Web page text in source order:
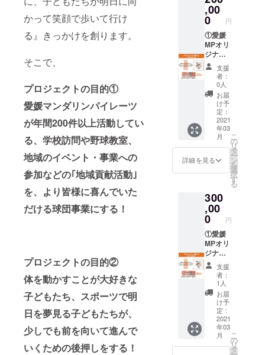
かって笑顔で歩いて行け
る』きっかけを創ります。
そこで、
プロジェクトの目的①
愛媛マンダリンパイレーツ
が年間200件以上活動してい
る、学校訪問や野球教室、
地域のイベント・事業への
参加などの｢地域貢献活動｣
を、より皆様に喜んでいた
だける球団事業にする！
プロジェクトの目的②
体を動かすことが大好きな
子どもたち、スポーツで明
日を夢見る子どもたちが、
少しでも前を向いて進んで
いくための後押しをする！
※お申し
込み
は、上
記場
所・期
間で引
換が可
能な方
のみお
願いい
たしま
す。
たしま
す。 ※
ラベル
のデザ
インは
写真と
多少異
なる場
合がご
ざいま
す。 ※
グラ
ス・
コース
ターは
ませ
ん。 ※
2021年
4月3日
(土)〜5
月31日
(月) ＜
にきた
つ蔵
部 営
業時間
／10:00
～
18:00
定休日
／月曜
日(祝日
の場合
エー
ル、道
後ビー
ルのラ
ベルの
デザイ
ンは写
真と多
少異な
る場合
がござ
いま
す。 ※
グラ
ス・
コース
ターは
付属し
ませ
イツェ
ン(のぼ
さん
ビー
ル)200
ml16本
③監督･
コーチ･
全選手
直筆サ
イン･
メッ
セージ
色紙 ④
愛媛
MP202
1公式戦
ホーム
ゲーム
ケット
10枚 ※
道後オ
レンジ･
エー
ル、道
後ビー
ルのラ
ベルの
デザイ
ンは写
真と多
少異な
る場合
がござ
いま
す。 ※
,00
0 円
①愛媛
MPオリ
ジナル
ラベル
道後オ
レンジ･
エール
カラマ
ンダリ
200ml2
0本 ②
愛媛MP
オリジ
ナルラ
ベル 道
ル ヴァ
イツェ
ン(のぼ
さん
ビー
ル)200
ml20本
③監督･
コーチ･
全選手
直筆サ
イン･
メッ
セージ
色紙 ④
愛媛
MP202
支援
者：
0人
お届
け予
定：
2021
年03
月
詳細を見る
こ
の
リ
タ
ー
ン
を
選
択
す
る
300
,00
0 円
①愛媛
MPオリ
ジナル
ラベル
道後オ
レンジ･
エール
カラマ
ンダリ
200ml2
4本 ②
愛媛MP
支援
者：
1人
お届
け予
定：
2021
年03
月
こ
の
リ
タ